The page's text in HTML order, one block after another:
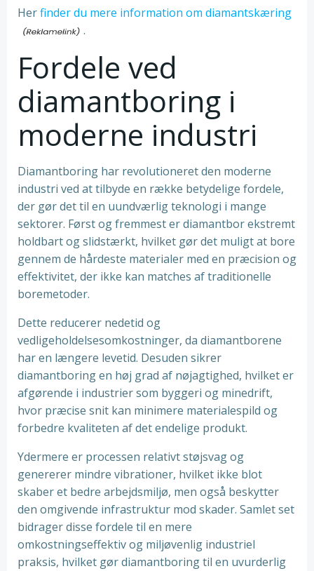
Herfinder du mere information om diamantskæring
.
Fordele ved
diamantboring i
moderne industri
Diamantboring har revolutioneret den moderne
industri ved at tilbyde en række betydelige fordele,
der gør det til en uundværlig teknologi i mange
sektorer. Først og fremmest er diamantbor ekstremt
holdbart og slidstærkt, hvilket gør det muligt at bore
gennem de hårdeste materialer med en præcision og
effektivitet, der ikke kan matches af traditionelle
boremetoder.
Dette reducerer nedetid og
vedligeholdelsesomkostninger, da diamantborene
har en længere levetid. Desuden sikrer
diamantboring en høj grad af nøjagtighed, hvilket er
afgørende i industrier som byggeri og minedrift,
hvor præcise snit kan minimere materialespild og
forbedre kvaliteten af det endelige produkt.
Ydermere er processen relativt støjsvag og
genererer mindre vibrationer, hvilket ikke blot
skaber et bedre arbejdsmiljø, men også beskytter
den omgivende infrastruktur mod skader. Samlet set
bidrager disse fordele til en mere
omkostningseffektiv og miljøvenlig industriel
praksis, hvilket gør diamantboring til en uvurderlig